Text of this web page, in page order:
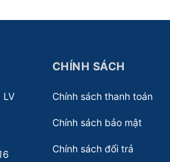
LV
CHÍNH SÁCH
Chính sách thanh toán
Chính sách bảo mật
Chính sách đổi trả